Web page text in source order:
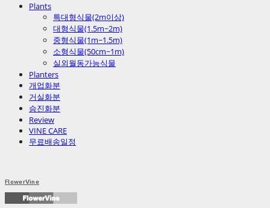
Plants
특대형식물(2m이상)
대형식물(1.5m~2m)
중형식물(1m~1.5m)
소형식물(50cm~1m)
실외월동가능식물
Planters
개업화분
거실화분
승진화분
Review
VINE CARE
무료배송일정
FlowerVine